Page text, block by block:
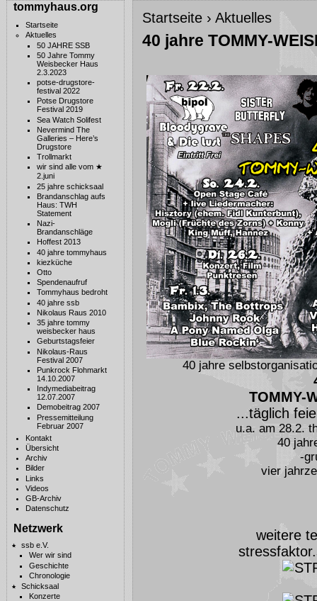
tommyhaus.org
Startseite
Aktuelles
50 JAHRE SSB
50 Jahre Tommy
Weisbecker Haus
2.3.2023
potse-drugstore-
festival 2022
Potse Drugstore
Festival 2019
Sea Watch Solifest
Nevermind The
Galleries – Here’s
Drugstore
Trollmarkt
wir sind alle vom ★
2.juni
25 jahre schicksaal
Brandanschlag aufs
Haus: TWH
Statement
Nazi-
Brandanschläge
Hoffest 2013
40 jahre tommyhaus
kiezküche
Otto
Spendenaufruf
Tommyhaus bedroht
40 jahre ssb
Nikolaus Raus 2010
35 jahre tommy
weisbecker haus
Geburtstagsfeier
Nikolaus-Raus
Festival 2007
Punkrock Flohmarkt
14.10.2007
Indymediabeitrag
12.07.2007
Demobeitrag 2007
Pressemitteilung
Februar 2007
Kontakt
Übersicht
Archiv
Bilder
Links
Videos
GB-Archiv
Datenschutz
Netzwerk
ssb e.V.
Wer wir sind
Geschichte
Chronologie
Schicksaal
Konzerte
Startseite› Aktuelles
40 jahre TOMMY-
40 jahre
TOMMY-
...täglich
u.a. am 28.2.
40
-
vier
weitere